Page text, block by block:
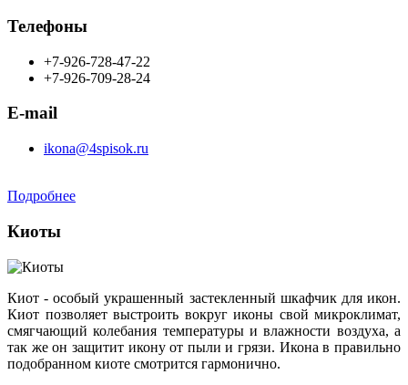
Телефоны
+7-926-728-47-22
+7-926-709-28-24
E-mail
ikona@4spisok.ru
Подробнее
Киоты
Киот - особый украшенный застекленный шкафчик для икон.
Киот позволяет выстроить вокруг иконы свой микроклимат,
смягчающий колебания температуры и влажности воздуха, а
так же он защитит икону от пыли и грязи. Икона в правильно
подобранном киоте смотрится гармонично.